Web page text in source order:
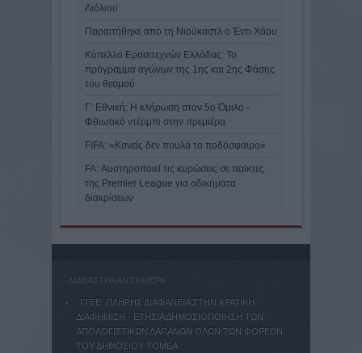
Λιόλιου
Παραιτήθηκε από τη Νιούκαστλ ο Έντι Χάου
Κύπελλο Ερασιτεχνών Ελλάδας: Το
πρόγραμμα αγώνων της 1ης και 2ης Φάσης
του θεσμού
Γ’ Εθνική: Η κλήρωση στον 5ο Όμιλο -
Φθιωτικό ντέρμπι στην πρεμιέρα
FIFA: «Κανείς δεν πουλά το ποδόσφαιρο»
FA: Αυστηροποιεί τις κυρώσεις σε παίκτες
της Premier League για αδικήματα
διακρίσεων
ΔΙΑΒΑΣΤΗΚΑΝ ΣΗΜΕΡΑ
ΓΓΕΕ: ΠΛΗΡΗΣ ΔΙΑΦΑΝΕΙΑ ΣΤΗΝ ΚΡΑΤΙΚΗ
ΔΙΑΦΗΜΙΣΗ - EΤΗΣΙΑ ΔΗΜΟΣΙΟΠΟΙΗΣΗ ΤΩΝ
ΑΠΟΛΟΓΙΣΤΙΚΩΝ ΔΑΠΑΝΩΝ ΟΛΩΝ ΤΩΝ ΦΟΡΕΩΝ
ΤΟΥ ΔΗΜΟΣΙΟΥ ΤΟΜΕΑ